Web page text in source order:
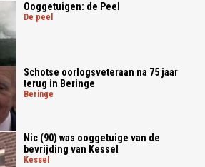
Ooggetuigen: de Peel
de peel
Schotse oorlogsveteraan na 75 jaar
terug in Beringe
beringe
Nic (90) was ooggetuige van de
bevrijding van Kessel
kessel